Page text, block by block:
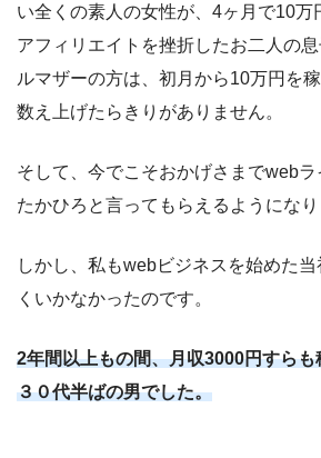
い全くの素人の女性が、4ヶ月で10万
アフィリエイトを挫折したお二人の
ルマザーの方は、初月から10万円を
数え上げたらきりがありません。
そして、今でこそおかげさまでweb
たかひろと言ってもらえるようになり
しかし、私もwebビジネスを始めた
くいかなかったのです。
2年間以上もの間、月収3000円すら
３０代半ばの男でした。